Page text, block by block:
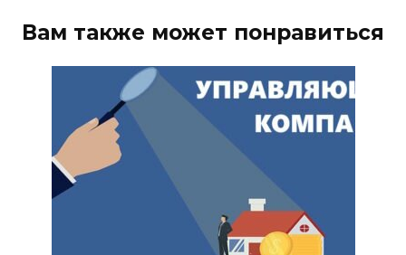
Вам также может понравиться